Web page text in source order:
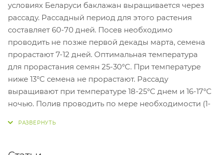
условиях Беларуси баклажан выращивается через
рассаду. Рассадный период для этого растения
составляет 60-70 дней. Посев необходимо
проводить не позже первой декады марта, семена
прорастают 7-12 дней. Оптимальная температура
для прорастания семян 25-30°C. При температуре
ниже 13°C семена не прорастают. Рассаду
выращивают при температуре 18-25°C днем и 16-17°C
ночью. Полив проводить по мере необходимости (1-